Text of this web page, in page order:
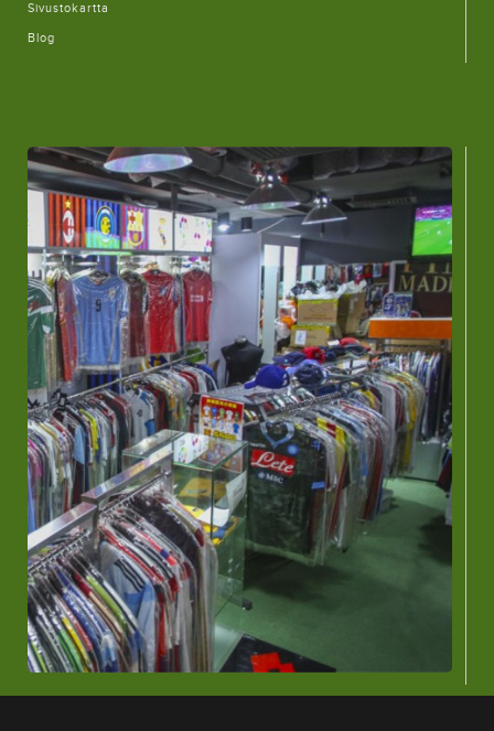
Sivustokartta
Blog